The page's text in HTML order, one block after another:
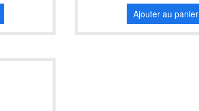
Ajouter au panier